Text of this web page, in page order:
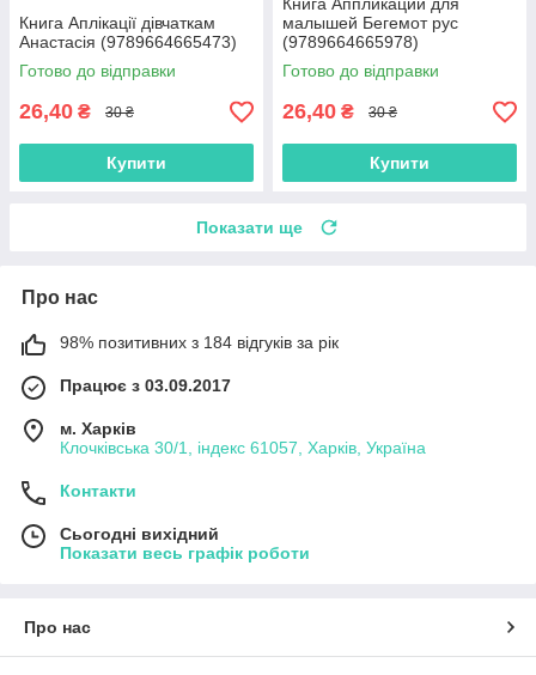
Книга Аплікації дівчаткам
Анастасія (9789664665473)
Готово до відправки
26,40 ₴ 30 ₴
Купити
Книга Аппликации для
малышей Бегемот рус
(9789664665978)
Готово до відправки
26,40 ₴ 30 ₴
Купити
Показати ще
Про нас
98% позитивних з 184 відгуків за рік
Працює з 03.09.2017
м. Харків
Клочківська 30/1, індекс 61057, Харків, Україна
Контакти
Сьогодні вихідний
Показати весь графік роботи
Про нас